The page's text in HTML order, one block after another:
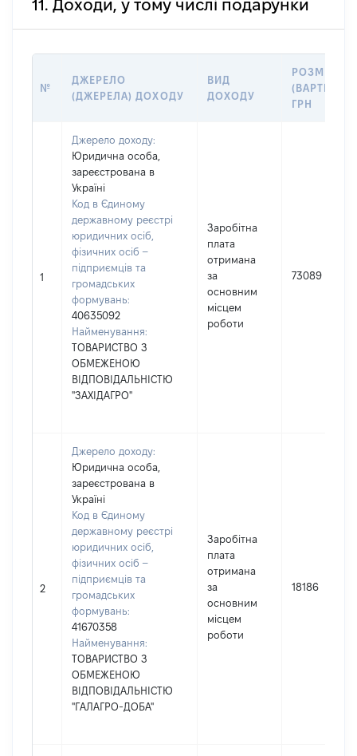
11. Доходи, у тому числі подарунки
№
ДЖЕРЕЛО
(ДЖЕРЕЛА) ДОХОДУ
ВИД
ДОХОДУ
РОЗМІР
(ВАРТІСТЬ),
ГРН
1
Джерело доходу:
Юридична особа,
зареєстрована в
Україні
Код в Єдиному
державному реєстрі
юридичних осіб,
фізичних осіб –
підприємців та
громадських
формувань:
40635092
Найменування:
ТОВАРИСТВО З
ОБМЕЖЕНОЮ
ВІДПОВІДАЛЬНІСТЮ
"ЗАХІДАГРО"
Заробітна
плата
отримана
за
основним
місцем
роботи
73089
2
Джерело доходу:
Юридична особа,
зареєстрована в
Україні
Код в Єдиному
державному реєстрі
юридичних осіб,
фізичних осіб –
підприємців та
громадських
формувань:
41670358
Найменування:
ТОВАРИСТВО З
ОБМЕЖЕНОЮ
ВІДПОВІДАЛЬНІСТЮ
"ГАЛАГРО-ДОБА"
Заробітна
плата
отримана
за
основним
місцем
роботи
18186